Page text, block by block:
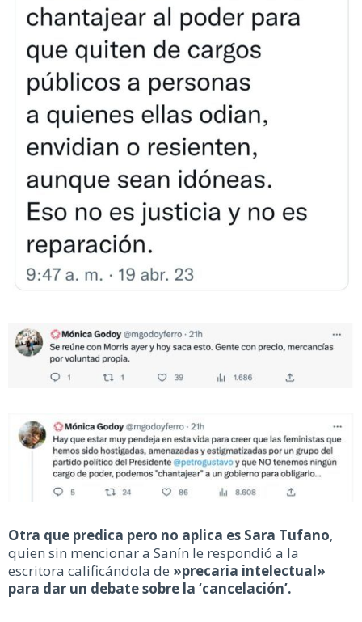
Otra que predica pero no aplica es Sara Tufano,
quien sin mencionar a Sanín le respondió a la
escritora calificándola de »precaria intelectual»
para dar un debate sobre la ‘cancelación’.